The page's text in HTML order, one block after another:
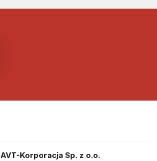
Korporacja Sp. z o.o.